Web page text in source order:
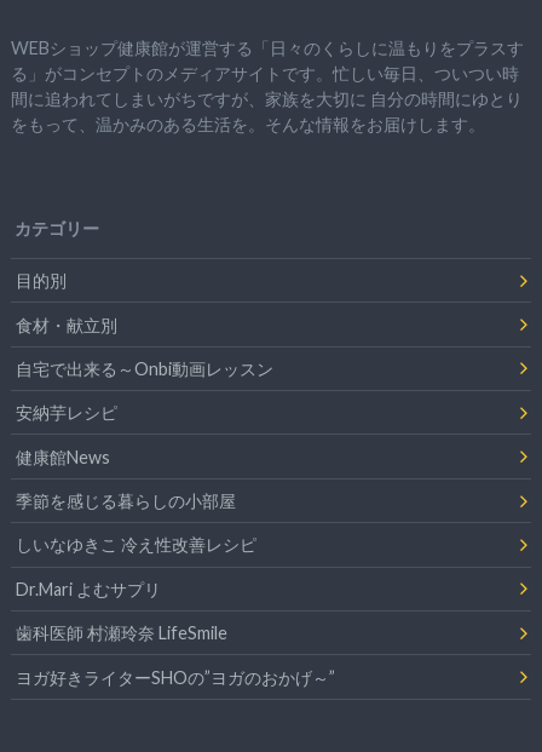
WEBショップ健康館が運営する「日々のくらしに温もりをプラスす
る」がコンセプトのメディアサイトです。忙しい毎日、ついつい時
間に追われてしまいがちですが、 家族を大切に 自分の時間にゆとり
をもって、 温かみのある生活を。そんな情報をお届けします。
カテゴリー
目的別
食材・献立別
自宅で出来る～Onbi動画レッスン
安納芋レシピ
健康館News
季節を感じる暮らしの小部屋
しいなゆきこ 冷え性改善レシピ
Dr.Mari よむサプリ
歯科医師 村瀬玲奈 LifeSmile
ヨガ好きライターSHOの”ヨガのおかげ～”